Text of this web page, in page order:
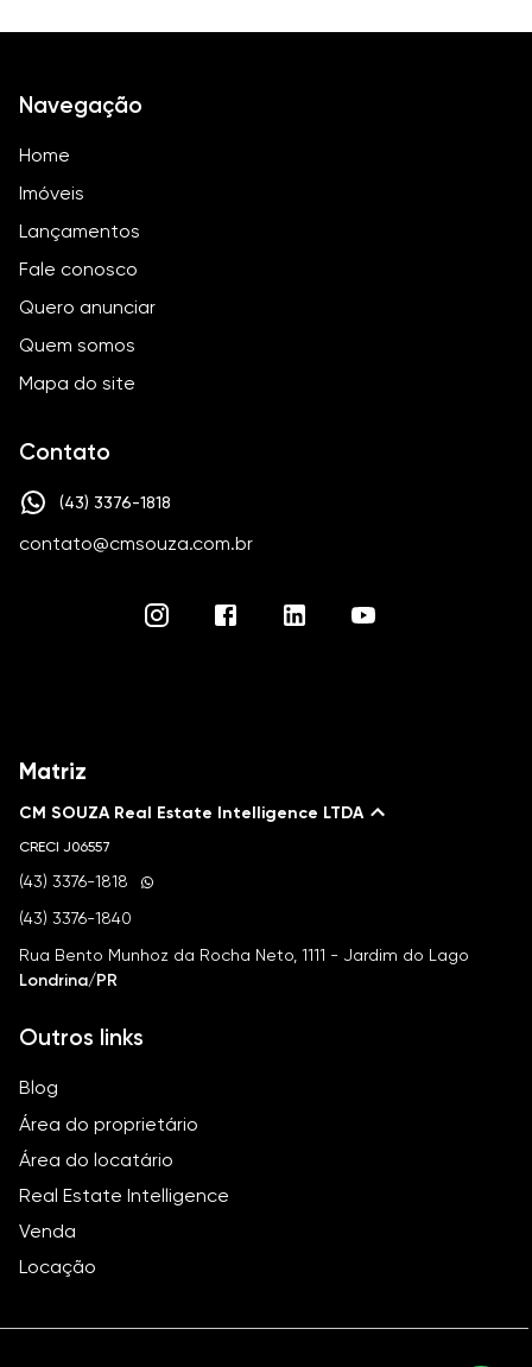
Navegação
Home
Imóveis
Lançamentos
Fale conosco
Quero anunciar
Quem somos
Mapa do site
Contato
(43) 3376-1818
contato@cmsouza.com.br
Matriz
CM SOUZA Real Estate Intelligence LTDA
CRECI J06557
(43) 3376-1818
(43) 3376-1840
Rua Bento Munhoz da Rocha Neto, 1111 - Jardim do Lago
Londrina/PR
Outros links
Blog
Área do proprietário
Área do locatário
Real Estate Intelligence
Venda
Locação